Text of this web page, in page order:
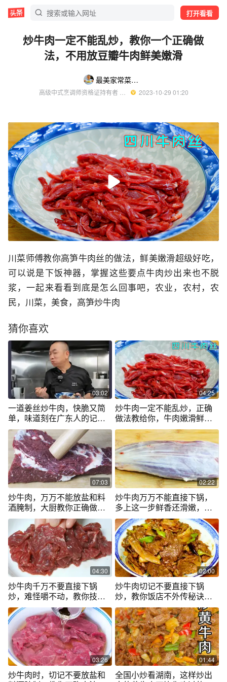
打开看看
炒牛肉一定不能乱炒，教你一个正确做
法，不用放豆瓣牛肉鲜美嫩滑
最美家常菜刘凯
  2023-10-29 01:20
川菜师傅教你高笋牛肉丝的做法，鲜美嫩滑超级好吃，
可以说是下饭神器，掌握这些要点牛肉炒出来也不脱
浆，一起来看看到底是怎么回事吧，农业，农村，农
民，川菜，美食，高笋炒牛肉
猜你喜欢
03:02
一道姜丝炒牛肉，快脆又简
单，味道刻在广东人的记忆
里。跟着乐哥做，坚持三个
一，唯一的难点就是能不能
买到好牛肉。姜丝炒牛肉~上
菜！#粤菜#炒牛肉#徐嘉乐
04:25
炒牛肉一定不能乱炒，正确
做法教给你，牛肉嫩滑鲜嫩
一点都不柴
07:03
炒牛肉，万万不能放盐和料
酒腌制，大厨教你正确做
法，肉不老不柴
02:22
炒牛肉万万不能直接下锅，
多上这一步鲜香还滑嫩，实
用又接地气
04:30
炒牛肉千万不要直接下锅
炒，难怪嚼不动，教你技
巧，鲜香又滑嫩
02:00
炒牛肉切记不要直接下锅
炒，教你饭店不外传秘诀，
鲜嫩不柴不脱浆
03:26
炒牛肉时，切记不要放盐和
01:44
全国小炒看湖南，这样炒出